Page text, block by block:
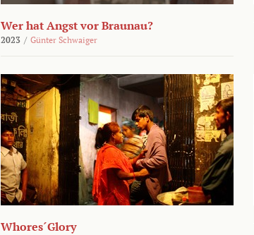
Wer hat Angst vor Braunau?
2023 / Günter Schwaiger
Whores´Glory